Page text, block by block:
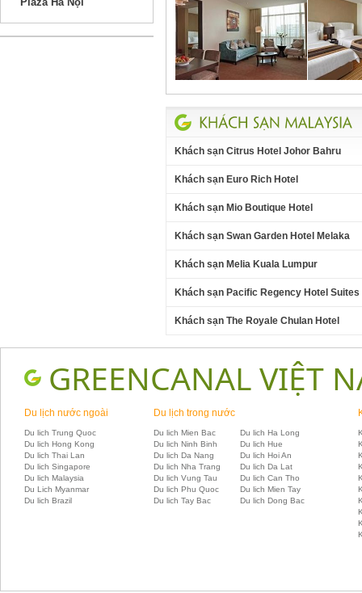
Plaza Hà Nội
Khách sạn Citrus Hotel Johor Bahru
Khách sạn Euro Rich Hotel
Khách sạn Mio Boutique Hotel
Khách sạn Swan Garden Hotel Melaka
Khách sạn Melia Kuala Lumpur
Khách sạn Pacific Regency Hotel Suites
Khách sạn The Royale Chulan Hotel
GREENCANAL VIỆT
Du lịch nước ngoài
Du lich Trung Quoc
Du lich Hong Kong
Du lich Thai Lan
Du lich Singapore
Du lich Malaysia
Du Lich Myanmar
Du lich Brazil
Du lịch trong nước
Du lich Mien Bac
Du lich Ha Long
Du lich Ninh Binh
Du lich Hue
Du lich Da Nang
Du lich Hoi An
Du lich Nha Trang
Du lich Da Lat
Du lich Vung Tau
Du lich Can Tho
Du lich Phu Quoc
Du lich Mien Tay
Du lich Tay Bac
Du lich Dong Bac